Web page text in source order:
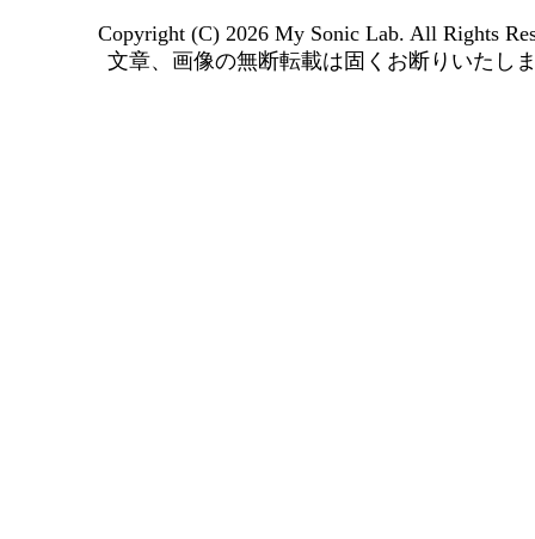
Copyright (C) 2026 My Sonic Lab. All Rights
文章、画像の無断転載は固くお断りいたし